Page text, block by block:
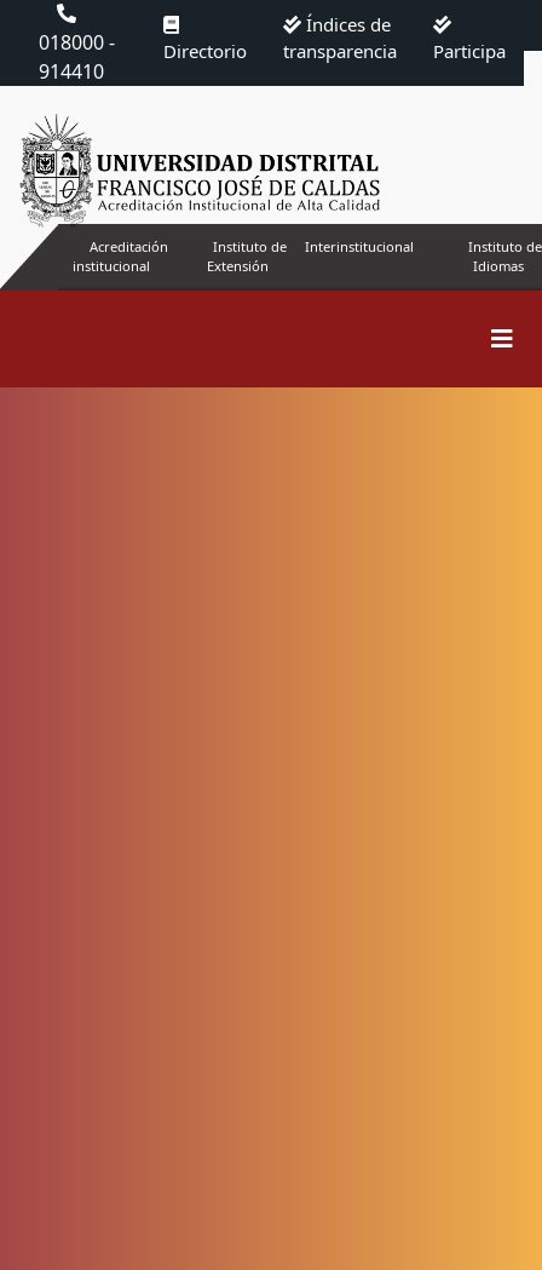
018000 -
914410
Directorio
Índices de
transparencia
Participa
Acreditación
institucional
Instituto de
Extensión
Interinstitucional
Instituto de
Idiomas